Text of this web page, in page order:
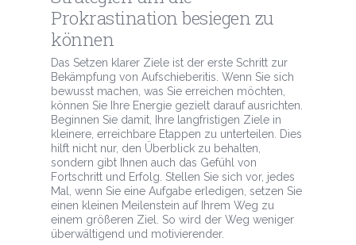
Prokrastination besiegen zu
können
Das Setzen klarer Ziele ist der erste Schritt zur
Bekämpfung von Aufschieberitis. Wenn Sie sich
bewusst machen, was Sie erreichen möchten,
können Sie Ihre Energie gezielt darauf ausrichten.
Beginnen Sie damit, Ihre langfristigen Ziele in
kleinere, erreichbare Etappen zu unterteilen. Dies
hilft nicht nur, den Überblick zu behalten,
sondern gibt Ihnen auch das Gefühl von
Fortschritt und Erfolg. Stellen Sie sich vor, jedes
Mal, wenn Sie eine Aufgabe erledigen, setzen Sie
einen kleinen Meilenstein auf Ihrem Weg zu
einem größeren Ziel. So wird der Weg weniger
überwältigend und motivierender.